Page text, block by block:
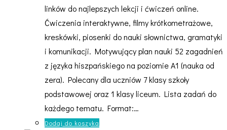
linków do najlepszych lekcji i ćwiczeń online.
Ćwiczenia interaktywne, filmy krótkometrażowe,
kreskówki, piosenki do nauki słownictwa, gramatyki
i komunikacji. Motywujący plan nauki 52 zagadnień
z języka hiszpańskiego na poziomie A1 (nauka od
zera). Polecany dla uczniów 7 klasy szkoły
podstawowej oraz 1 klasy liceum. Lista zadań do
każdego tematu. Format:…
Dodaj do koszyka